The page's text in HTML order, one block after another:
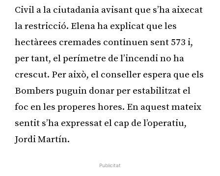
Civil a la ciutadania avisant que s’ha aixecat
la restricció. Elena ha explicat que les
hectàrees cremades continuen sent 573 i,
per tant, el perímetre de l’incendi no ha
crescut. Per això, el conseller espera que els
Bombers puguin donar per estabilitzat el
foc en les properes hores. En aquest mateix
sentit s’ha expressat el cap de l’operatiu,
Jordi Martín.
Publicitat